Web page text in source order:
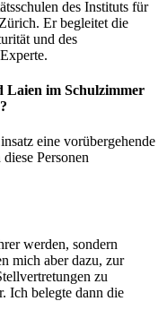
des Instituts für
Er begleitet die
und des
Laien im Schulzimmer
eine vorübergehende
Personen
werden, sondern
mich aber dazu, zur
zu
Ich belegte dann die